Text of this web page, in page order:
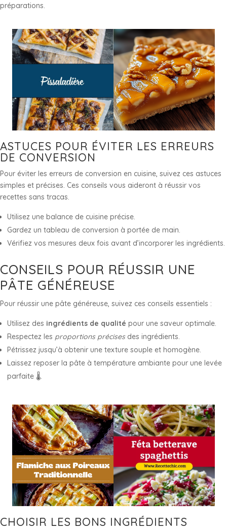
préparations.
ASTUCES POUR ÉVITER LES ERREURS
DE CONVERSION
Pour éviter les erreurs de conversion en cuisine, suivez ces astuces
simples et précises. Ces conseils vous aideront à réussir vos
recettes sans tracas.
Utilisez une balance de cuisine précise.
Gardez un tableau de conversion à portée de main.
Vérifiez vos mesures deux fois avant d’incorporer les ingrédients.
CONSEILS POUR RÉUSSIR UNE
PÂTE GÉNÉREUSE
Pour réussir une pâte généreuse, suivez ces conseils essentiels :
Utilisez des ingrédients de qualité pour une saveur optimale.
Respectez les proportions précisesdes ingrédients.
Pétrissez jusqu’à obtenir une texture souple et homogène.
Laissez reposer la pâte à température ambiante pour une levée
parfaite 🌡️.
CHOISIR LES BONS INGRÉDIENTS